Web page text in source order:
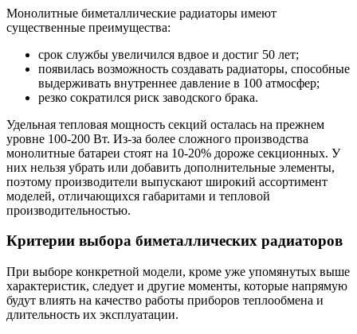
Монолитные биметаллические радиаторы имеют
существенные преимущества:
срок службы увеличился вдвое и достиг 50 лет;
появилась возможность создавать радиаторы, способные
выдерживать внутреннее давление в 100 атмосфер;
резко сократился риск заводского брака.
Удельная тепловая мощность секций осталась на прежнем
уровне 100-200 Вт. Из-за более сложного производства
монолитные батареи стоят на 10-20% дороже секционных. У
них нельзя убрать или добавить дополнительные элементы,
поэтому производители выпускают широкий ассортимент
моделей, отличающихся габаритами и тепловой
производительностью.
Критерии выбора биметаллических радиаторов
При выборе конкретной модели, кроме уже упомянутых выше
характеристик, следует и другие моменты, которые напрямую
будут влиять на качество работы приборов теплообмена и
длительность их эксплуатации.